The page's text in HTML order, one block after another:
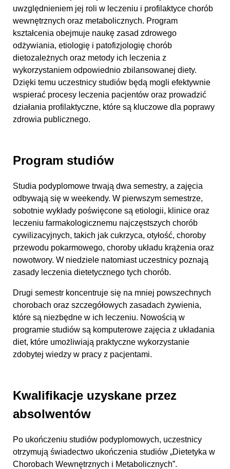
uwzględnieniem jej roli w leczeniu i profilaktyce chorób
wewnętrznych oraz metabolicznych. Program
kształcenia obejmuje naukę zasad zdrowego
odżywiania, etiologię i patofizjologię chorób
dietozależnych oraz metody ich leczenia z
wykorzystaniem odpowiednio zbilansowanej diety.
Dzięki temu uczestnicy studiów będą mogli efektywnie
wspierać procesy leczenia pacjentów oraz prowadzić
działania profilaktyczne, które są kluczowe dla poprawy
zdrowia publicznego.
Program studiów
Studia podyplomowe trwają dwa semestry, a zajęcia
odbywają się w weekendy. W pierwszym semestrze,
sobotnie wykłady poświęcone są etiologii, klinice oraz
leczeniu farmakologicznemu najczęstszych chorób
cywilizacyjnych, takich jak cukrzyca, otyłość, choroby
przewodu pokarmowego, choroby układu krążenia oraz
nowotwory. W niedziele natomiast uczestnicy poznają
zasady leczenia dietetycznego tych chorób.
Drugi semestr koncentruje się na mniej powszechnych
chorobach oraz szczegółowych zasadach żywienia,
które są niezbędne w ich leczeniu. Nowością w
programie studiów są komputerowe zajęcia z układania
diet, które umożliwiają praktyczne wykorzystanie
zdobytej wiedzy w pracy z pacjentami.
Kwalifikacje uzyskane przez
absolwentów
Po ukończeniu studiów podyplomowych, uczestnicy
otrzymują świadectwo ukończenia studiów „Dietetyka w
Chorobach Wewnętrznych i Metabolicznych”.